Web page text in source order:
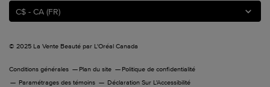
C$ - CA (FR)
© 2025 La Vente Beauté par L'Oréal Canada
Conditions générales Plan du site
Politique de confidentialité
Paramétrages des témoins
Déclaration Sur L'Accessibilité